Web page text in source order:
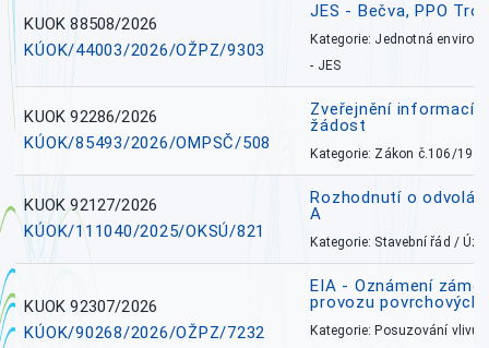
KUOK 88508/2026
KÚOK/44003/2026/OŽPZ/9303
JES - Bečva, PPO
Kategorie: Jednotná
- JES
KUOK 92286/2026
KÚOK/85493/2026/OMPSČ/508
Zveřejnění informací
žádost
Kategorie: Zákon č.106/1999
KUOK 92127/2026
KÚOK/111040/2025/OKSÚ/821
Rozhodnutí o
A
Kategorie: Stavební řád /
KUOK 92307/2026
KÚOK/90268/2026/OŽPZ/7232
EIA - Oznámení
provozu povrchových
Kategorie: Posuzování vlivů